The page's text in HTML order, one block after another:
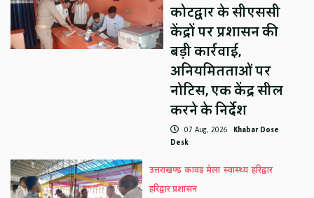
कोटद्वार के सीएससी
केंद्रों पर प्रशासन की
बड़ी कार्रवाई,
अनियमितताओं पर
नोटिस, एक केंद्र सील
करने के निर्देश
07 Aug, 2026 Khabar Dose
Desk
उत्तराखण्ड कावड़ मेला स्वास्थ्य हरिद्वार
हरिद्वार प्रशासन